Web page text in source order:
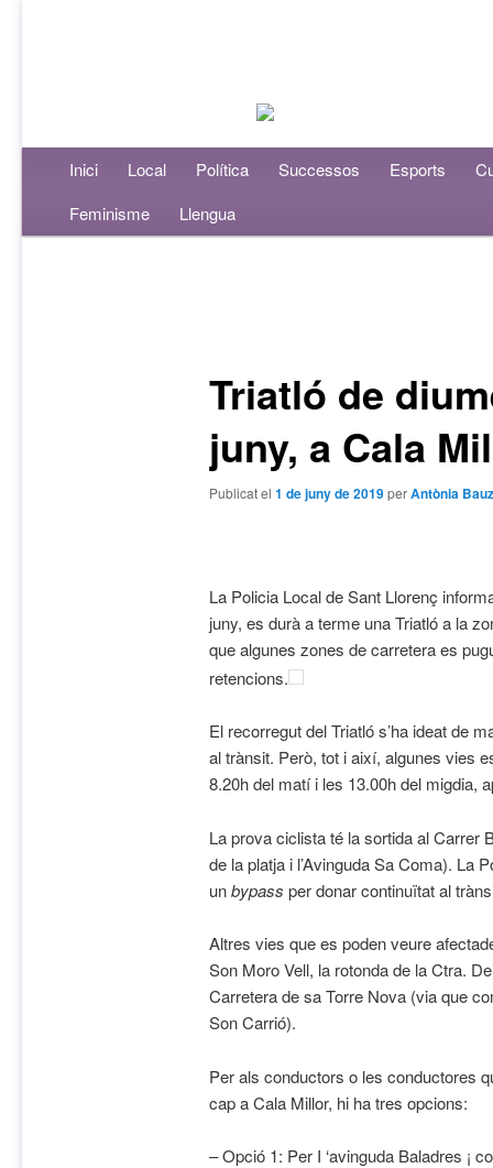
Menú principalAneu al contingut principal
Aneu al contingut secundari
Inici Local Política Successos Esports
Feminisme
Llengua
Triatló de
juny, a Cala
Publicat el 1 de juny de 2019perAntònia
La Policia Local de Sant Llorenç
juny, es durà a terme una Triatló a la
que algunes zones de carretera es
retencions.
El recorregut del Triatló s’ha ideat de
al trànsit. Però, tot i així, algunes vies
8.20h del matí i les 13.00h del migdia,
La prova ciclista té la sortida al Carrer
de la platja i l’Avinguda Sa Coma). La
unbypass per donar continuïtat al
Altres vies que es poden veure
Son Moro Vell, la rotonda de la Ctra.
Carretera de sa Torre Nova (via que
Son Carrió).
Per als conductors o les conductores
cap a Cala Millor, hi ha tres opcions:
– Opció 1: Per I ‘avinguda Baladres ¡